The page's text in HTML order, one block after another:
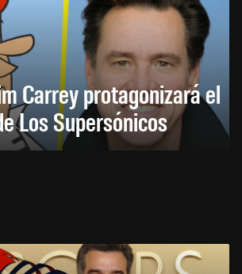
Carrey protagonizará el
Los Supersónicos